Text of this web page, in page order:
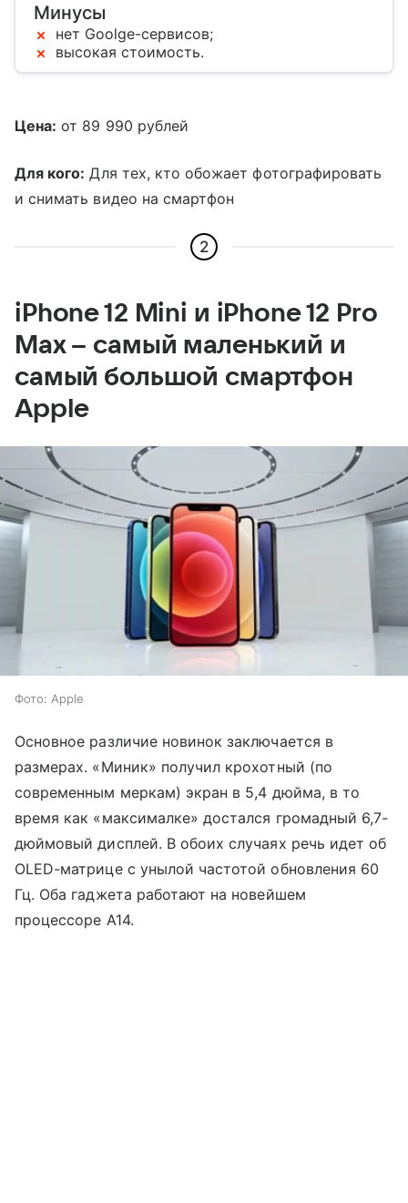
Минусы
нет Goolge-сервисов;
высокая стоимость.
Цена: от 89 990 рублей
Для кого: Для тех, кто обожает фотографировать
и снимать видео на смартфон
2
iPhone 12 Mini и iPhone 12 Pro
Max – самый маленький и
самый большой смартфон
Apple
Фото: Apple
Основное различие новинок заключается в
размерах. «Миник» получил крохотный (по
современным меркам) экран в 5,4 дюйма, в то
время как «максималке» достался громадный 6,7-
дюймовый дисплей. В обоих случаях речь идет об
OLED-матрице с унылой частотой обновления 60
Гц. Оба гаджета работают на новейшем
процессоре A14.